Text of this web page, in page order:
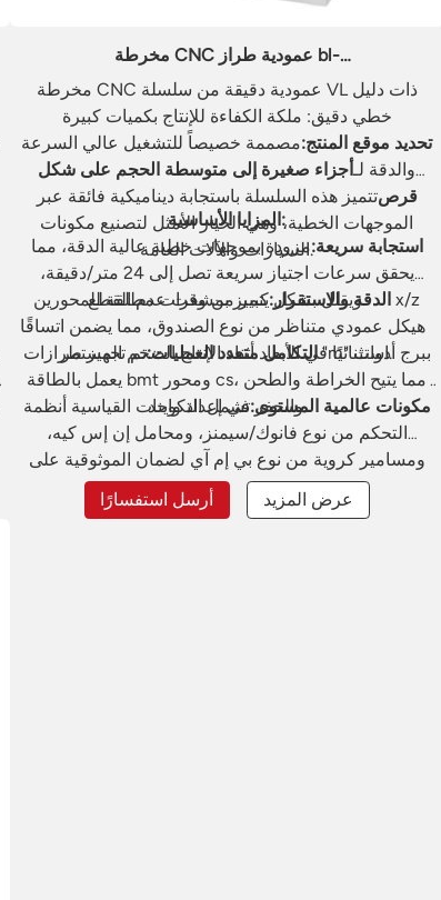
مخرطة CNC عمودية طراز bl-
vl800/800m/1000/1000m
مخرطة CNC عمودية دقيقة من سلسلة VL ذات دليل
خطي دقيق: ملكة الكفاءة للإنتاج بكميات كبيرة
تحديد موقع المنتج:مصممة خصيصاً للتشغيل عالي السرعة
والدقة لـأجزاء صغيرة إلى متوسطة الحجم على شكل
قرصتتميز هذه السلسلة باستجابة ديناميكية فائقة عبر
الموجهات الخطية، وهي الخيار الأمثل لتصنيع مكونات
السيارات والآلات العامة.
المزايا الأساسية:
استجابة سريعة:مزودة بموجهات خطية عالية الدقة، مما
يحقق سرعات اجتياز سريعة تصل إلى 24 متر/دقيقة،
ويقلل بشكل كبير من وقت عدم القطع.
الدقة والاستقرار:يتميز بمشفرات مطلقة للمحورين x/z
وهيكل عمودي متناظر من نوع الصندوق، مما يضمن اتساقًا
استثنائيًا في الأبعاد أثناء الإنتاج الضخم المستمر.
التكامل متعدد العمليات:تم تجهيز طرازات "m" ببرج أدوات
يعمل بالطاقة bmt ومحور cs، مما يتيح الخراطة والطحن
والحفر في إعداد واحد.
مكونات عالمية المستوى:تشمل التكوينات القياسية أنظمة
التحكم من نوع فانوك/سيمنز، ومحامل إن إس كيه،
ومسامير كروية من نوع بي إم آي لضمان الموثوقية على
المدى الطويل.
أرسل استفسارًا عرض المزيد